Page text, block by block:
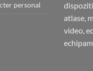
personal
atlase,
video,